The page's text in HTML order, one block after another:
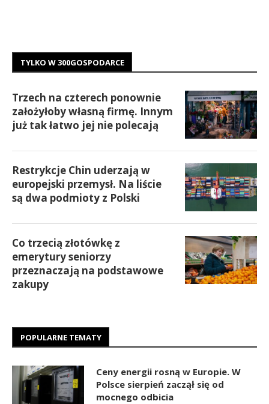
TYLKO W 300GOSPODARCE
Trzech na czterech ponownie
założyłoby własną firmę. Innym
już tak łatwo jej nie polecają
Restrykcje Chin uderzają w
europejski przemysł. Na liście
są dwa podmioty z Polski
Co trzecią złotówkę z
emerytury seniorzy
przeznaczają na podstawowe
zakupy
POPULARNE TEMATY
Ceny energii rosną w Europie. W
Polsce sierpień zaczął się od
mocnego odbicia